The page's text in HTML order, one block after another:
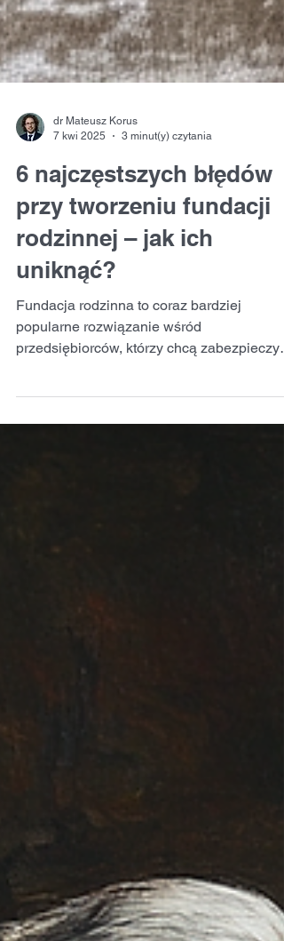
dr Mateusz Korus
7 kwi 2025
3 minut(y) czytania
6 najczęstszych błędów
przy tworzeniu fundacji
rodzinnej – jak ich
uniknąć?
Fundacja rodzinna to coraz bardziej
przedsiębiorców, którzy chcą zabezpieczyć
swój majątek na przyszłość....